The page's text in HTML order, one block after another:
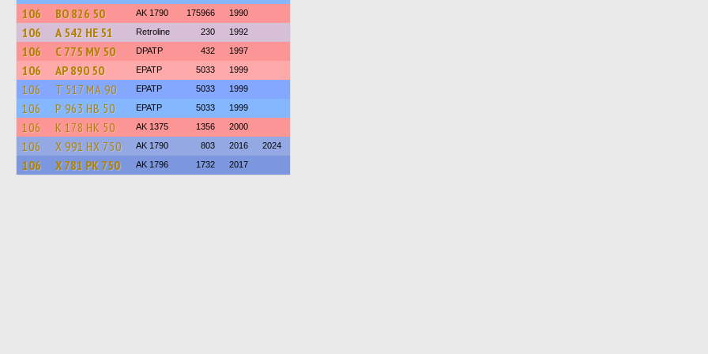
106 ВО 826 50 AK 1790 175966 1990
106 А 542 НЕ 51 Retroline 230 1992
106 С 775 МУ 50 DPATP 432 1997
106 АР 890 50 EPATP 5033 1999
106 Т 517 МА 90 EPATP 5033 1999
106 Р 963 НВ 50 EPATP 5033 1999
106 К 178 НК 50 AK 1375 1356 2000
106 Х 991 НХ 750 AK 1790 803 2016 2024
106 Х 781 РК 750 AK 1796 1732 2017